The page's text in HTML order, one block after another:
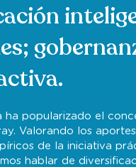
ha popularizado el
Valorando los
de la iniciativa
hablar de